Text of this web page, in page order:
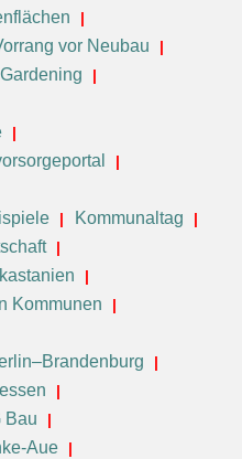
vor Neubau
Kommunaltag
Kommunen
Bau
Aue